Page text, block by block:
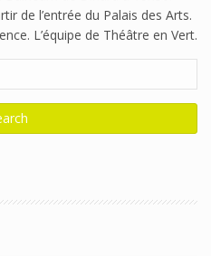
de l’entrée du Palais des Arts.
L’équipe de Théâtre en Vert.